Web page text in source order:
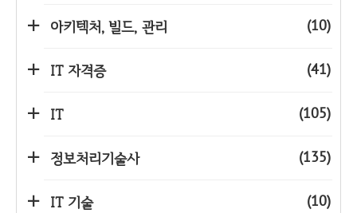
아키텍처, 빌드, 관리 (10)
IT 자격증 (41)
IT (105)
정보처리기술사 (135)
IT 기술 (10)